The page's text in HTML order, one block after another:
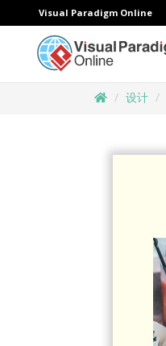
Visual Paradigm Online
设计